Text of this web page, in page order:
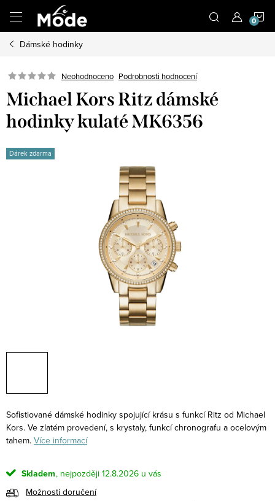
obsah
Dámské hodinky
Neohodnoceno Podrobnosti hodnocení
Michael Kors Ritz dámské
hodinky kulaté MK6356
Dárek zdarma
Sofistiované dámské hodinky spojující krásu s funkcí Ritz od Michael
Kors. Ve zlatém provedení, s krystaly, funkcí chronografu a ocelovým
tahem. Více informací
Skladem
12.8.2026
Možnosti doručení